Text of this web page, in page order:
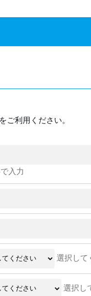
ご利用ください。
入力
選択して
選択し